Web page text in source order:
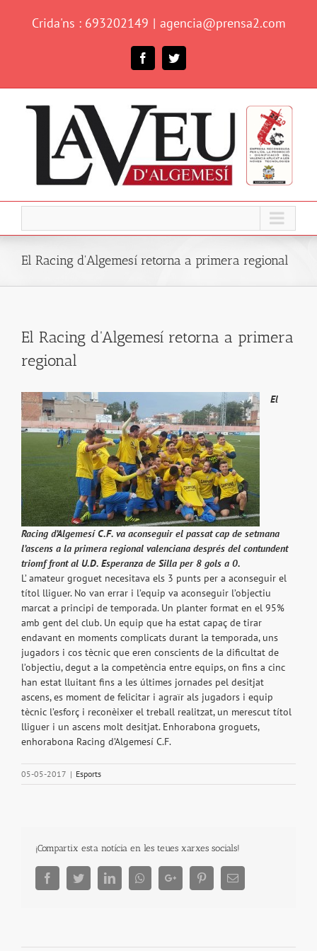
Crida'ns : 693202149 | agencia@prensa2.com
FacebookTwitter
El Racing d'Algemesí retorna a primera regional
El Racing d'Algemesí retorna a primera
regional
El
Racing d’Algemesí C.F. va aconseguir el passat cap de setmana
l’ascens a la primera regional valenciana després del contundent
triomf front al U.D. Esperanza de Silla per 8 gols a 0.
L’ amateur groguet necesitava els 3 punts per a aconseguir el
títol lliguer. No van errar i l’equip va aconseguir l’objectiu
marcat a principi de temporada. Un planter format en el 95%
amb gent del club. Un equip que ha estat capaç de tirar
endavant en moments complicats durant la temporada, uns
jugadors i cos tècnic que eren conscients de la dificultat de
l’objectiu, degut a la competència entre equips, on fins a cinc
han estat lluitant fins a les últimes jornades pel desitjat
ascens, es moment de felicitar i agraïr als jugadors i equip
tècnic l’esforç i reconèixer el treball realitzat, un merescut títol
lliguer i un ascens molt desitjat. Enhorabona groguets,
enhorabona Racing d’Algemesí C.F.
05-05-2017 | Esports
¡Compartix esta notícia en les teues xarxes socials!
FacebookTwitterLinkedInWhatsappGoogle+ PinterestEmail